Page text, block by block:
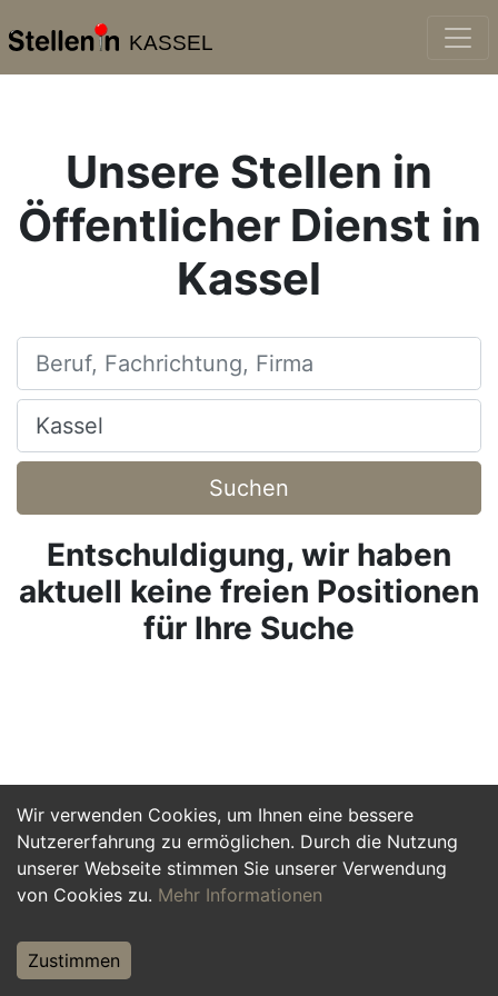
KASSEL
Wir verwenden Cookies, um Ihnen eine bessere
Nutzererfahrung zu ermöglichen. Durch die Nutzung
unserer Webseite stimmen Sie unserer Verwendung
von Cookies zu. Mehr Informationen
Zustimmen
Unsere Stellen in
Öffentlicher Dienst in
Kassel
Beruf, Fachrichtung, Firma
Ort, Stadt
Suchen
Entschuldigung, wir haben
aktuell keine freien Positionen
für Ihre Suche